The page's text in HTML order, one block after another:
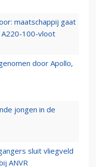
maatschappij gaat
A220-100-vloot
door Apollo,
jongen in de
sluit vliegveld
ANVR